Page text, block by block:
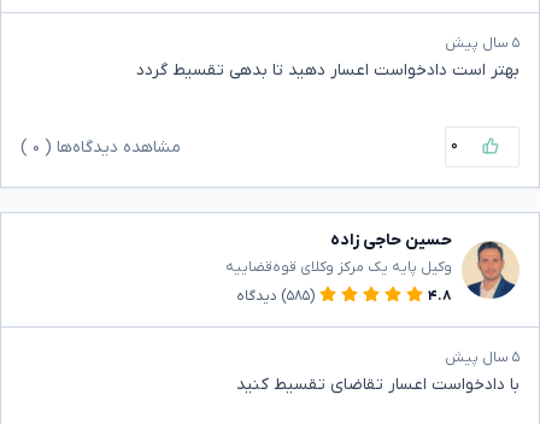
۵ سال پیش
بهتر است دادخواست اعسار دهید تا بدهی تقسیط گردد
۰ مشاهده دیدگاه‌ها ( ۰
حسین حاجی زاده
وکیل پایه یک مرکز وکلای قوه‌قضاییه
۴.۸
(۵۸۵) دیدگاه
۵ سال پیش
با دادخواست اعسار تقاضای تقسیط کنید